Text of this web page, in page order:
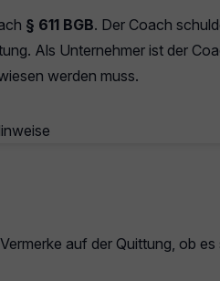
§ 611 BGB. Der Coach
Als Unternehmer ist der
werden muss.
Vermerke auf der Quittung, ob